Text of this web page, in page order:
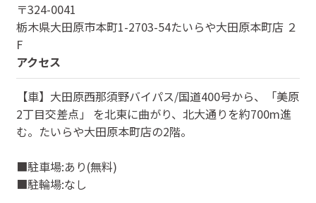
〒324-0041
栃木県大田原市本町1-2703-54たいらや大田原本町店 ２
F
アクセス
【車】大田原西那須野バイパス/国道400号から、「美原
2丁目交差点」 を北東に曲がり、北大通りを約700m進
む。たいらや大田原本町店の2階。
■駐車場:あり(無料)
■駐輪場:なし